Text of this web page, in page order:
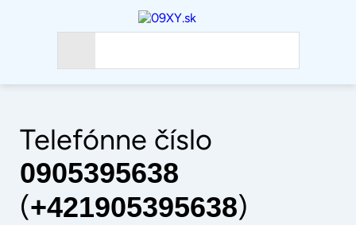
Telefónne číslo
0905395638
(+421905395638)